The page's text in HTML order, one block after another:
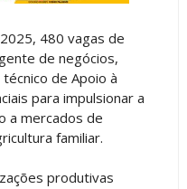
480 vagas de
de negócios,
de Apoio à
para impulsionar a
a mercados de
familiar.
produtivas